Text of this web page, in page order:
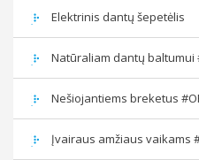
Elektrinis dantų šepetėlis
Natūraliam dantų baltumui
Nešiojantiems breketus
Įvairaus amžiaus vaikams #